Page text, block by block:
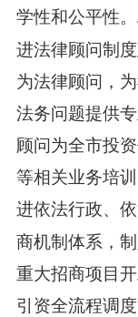
学性和公平性。
进法律顾问制
为法律顾问，
法务问题提供
顾问为全市投
等相关业务培
进依法行政、
商机制体系，
重大招商项目
引资全流程调